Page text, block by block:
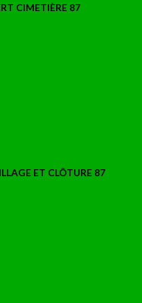
CIMETIÈRE 87
ET CLÔTURE 87